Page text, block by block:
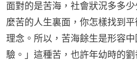
面對的是苦海，社會狀況多多
麼苦的人生裏面，你怎樣找到
理念。所以，苦海餘生是形容
驗。」這種苦，也許年幼時的劉